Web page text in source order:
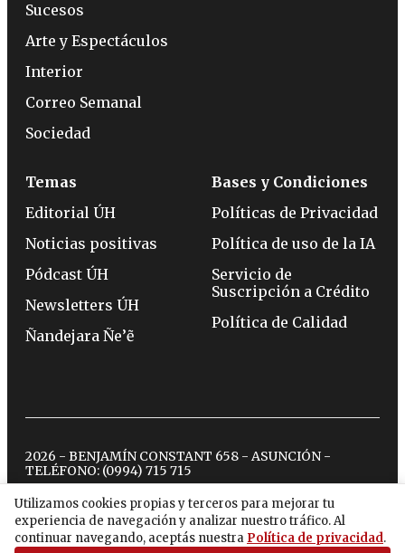
Utilizamos cookies propias y terceros para mejorar tu
experiencia de navegación y analizar nuestro tráfico. Al
continuar navegando, aceptás nuestra Política de privacidad.
Sucesos
Arte y Espectáculos
Interior
Correo Semanal
Sociedad
Temas
Editorial ÚH
Noticias positivas
Pódcast ÚH
Newsletters ÚH
Ñandejara Ñe’ẽ
Bases y Condiciones
Políticas de Privacidad
Política de uso de la IA
Servicio de
Suscripción a Crédito
Política de Calidad
2026 - BENJAMÍN CONSTANT 658 - ASUNCIÓN -
TELÉFONO: (0994) 715 715
twitterinstagram
facebook
tiktokyoutubespotify